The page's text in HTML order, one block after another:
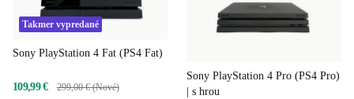
Takmer vypredané
Sony PlayStation 4 Fat (PS4 Fat)
109,99 € 299,00 € (Nové)
Sony PlayStation 4 Pro (PS4 Pro)
| s hrou